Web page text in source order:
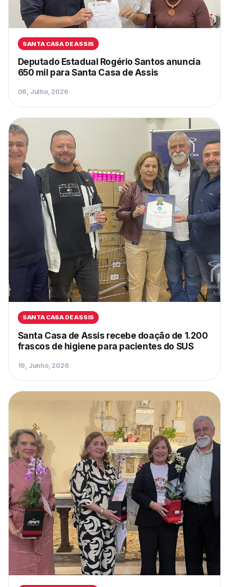
SANTA CASA DE ASSIS
Deputado Estadual Rogério Santos anuncia
650 mil para Santa Casa de Assis
06, Julho, 2026
SANTA CASA DE ASSIS
Santa Casa de Assis recebe doação de 1.200
frascos de higiene para pacientes do SUS
19, Junho, 2026